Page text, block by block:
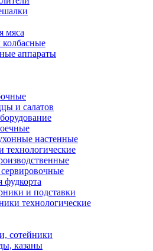
мяса
аппараты
и салатов
настенные
технологические
и подставки
технологические
сотейники
казаны